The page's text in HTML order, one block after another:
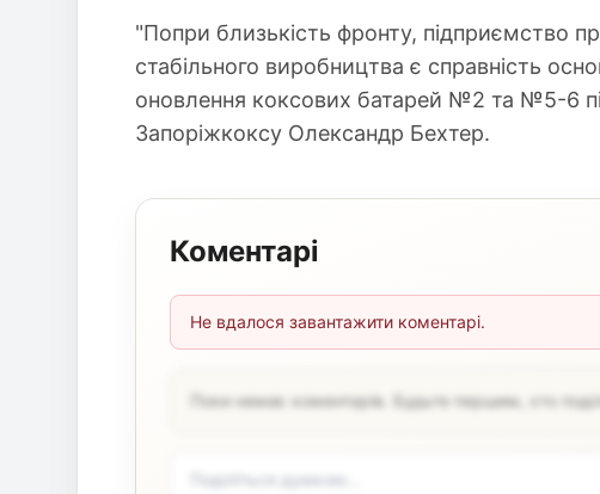
"Попри близькість фронту, підприємство
стабільного виробництва є справність
оновлення коксових батарей №2 та №5-6
Запоріжкоксу Олександр Бехтер.
Коментарі
Не вдалося завантажити коментарі.
Поки немає коментарів. Будьте першим, хто